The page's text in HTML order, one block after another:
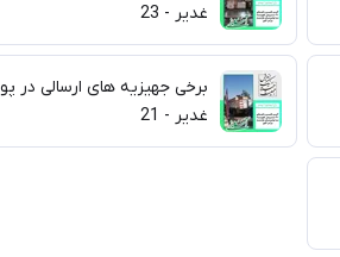
غدیر - 23
برخی جهیزیه های ارسالی در
غدیر - 21